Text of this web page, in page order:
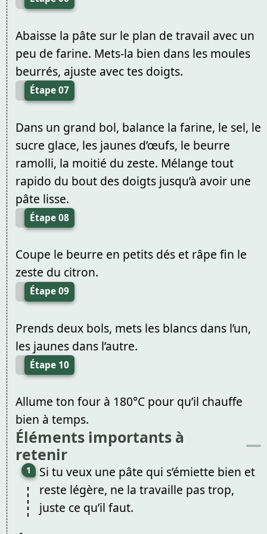
Abaisse la pâte sur le plan de travail avec un
peu de farine. Mets-la bien dans les moules
beurrés, ajuste avec tes doigts.
Étape 07
Dans un grand bol, balance la farine, le sel, le
sucre glace, les jaunes d’œufs, le beurre
ramolli, la moitié du zeste. Mélange tout
rapido du bout des doigts jusqu’à avoir une
pâte lisse.
Étape 08
Coupe le beurre en petits dés et râpe fin le
zeste du citron.
Étape 09
Prends deux bols, mets les blancs dans l’un,
les jaunes dans l’autre.
Étape 10
Allume ton four à 180°C pour qu’il chauffe
bien à temps.
Éléments importants à
retenir
Si tu veux une pâte qui s’émiette bien et
reste légère, ne la travaille pas trop,
juste ce qu’il faut.